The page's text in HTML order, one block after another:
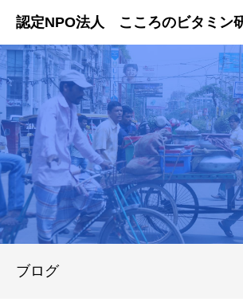
ブログ
ホーム
国内での活動
海外での活動
会員・寄付のお申し込み